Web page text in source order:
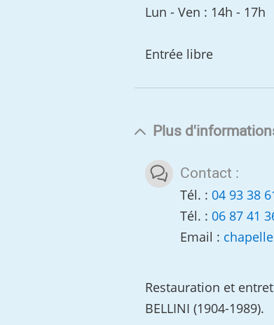
Lun - Ven : 14h - 17h
Entrée libre
Plus
Contact :
Tél. : 04 93 38
Tél. : 06 87 41
Email :
Restauration et
BELLINI (1904-1989).